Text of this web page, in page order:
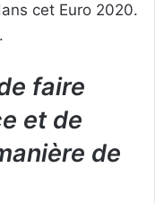
cet Euro 2020.
faire
et de
de